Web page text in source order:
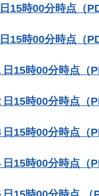
15時00分時点（
15時00分時点（
日15時00分時点 （
15時00分時点（
15時00分時点（
15時00分時点（